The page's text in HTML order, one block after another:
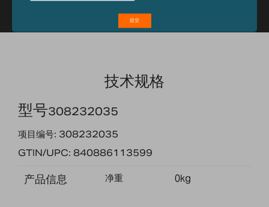
技术规格
型号308232035
项目编号: 308232035
GTIN/UPC: 840886113599
产品信息 净重 0kg